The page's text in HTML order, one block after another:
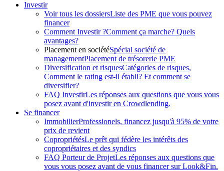
Investir
Voir tous les dossiersListe des PME que vous pouvez
financer
Comment Investir ?Comment ça marche? Quels
avantages?
Placement en sociétéSpécial société de
managementPlacement de trésorerie PME
Diversification et risquesCatégories de risques,
Comment le rating est-il établi? Et comment se
diversifier?
FAQ InvestirLes réponses aux questions que vous vous
posez avant d'investir en Crowdlending.
Se financer
ImmobilierProfessionels, financez jusqu'à 95% de votre
prix de revient
CopropriétésLe prêt qui fédère les intérêts des
copropriétaires et des syndics
FAQ Porteur de ProjetLes réponses aux questions que
vous vous posez avant de vous financer sur Look&Fin.